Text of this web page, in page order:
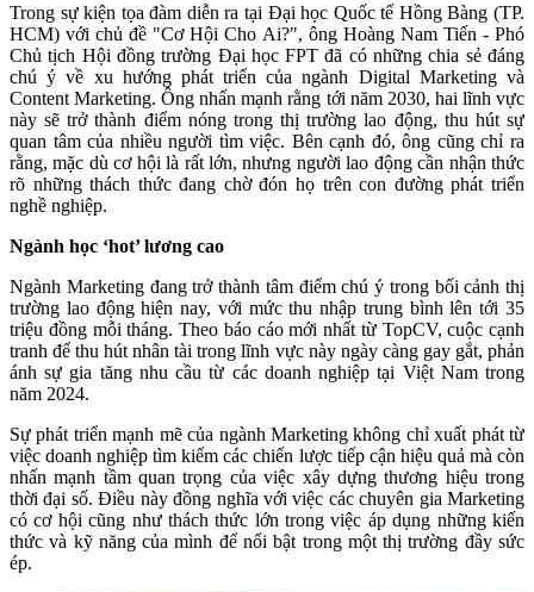
Trong sự kiện tọa đàm diễn ra tại Đại học Quốc tế Hồng Bàng (TP.
HCM) với chủ đề "Cơ Hội Cho Ai?", ông Hoàng Nam Tiến - Phó
Chủ tịch Hội đồng trường Đại học FPT đã có những chia sẻ đáng
chú ý về xu hướng phát triển của ngành Digital Marketing và
Content Marketing. Ông nhấn mạnh rằng tới năm 2030, hai lĩnh vực
này sẽ trở thành điểm nóng trong thị trường lao động, thu hút sự
quan tâm của nhiều người tìm việc. Bên cạnh đó, ông cũng chỉ ra
rằng, mặc dù cơ hội là rất lớn, nhưng người lao động cần nhận thức
rõ những thách thức đang chờ đón họ trên con đường phát triển
nghề nghiệp.
Ngành học ‘hot’ lương cao
Ngành Marketing đang trở thành tâm điểm chú ý trong bối cảnh thị
trường lao động hiện nay, với mức thu nhập trung bình lên tới 35
triệu đồng mỗi tháng. Theo báo cáo mới nhất từ TopCV, cuộc cạnh
tranh để thu hút nhân tài trong lĩnh vực này ngày càng gay gắt, phản
ánh sự gia tăng nhu cầu từ các doanh nghiệp tại Việt Nam trong
năm 2024.
Sự phát triển mạnh mẽ của ngành Marketing không chỉ xuất phát từ
việc doanh nghiệp tìm kiếm các chiến lược tiếp cận hiệu quả mà còn
nhấn mạnh tầm quan trọng của việc xây dựng thương hiệu trong
thời đại số. Điều này đồng nghĩa với việc các chuyên gia Marketing
có cơ hội cũng như thách thức lớn trong việc áp dụng những kiến
thức và kỹ năng của mình để nổi bật trong một thị trường đầy sức
ép.